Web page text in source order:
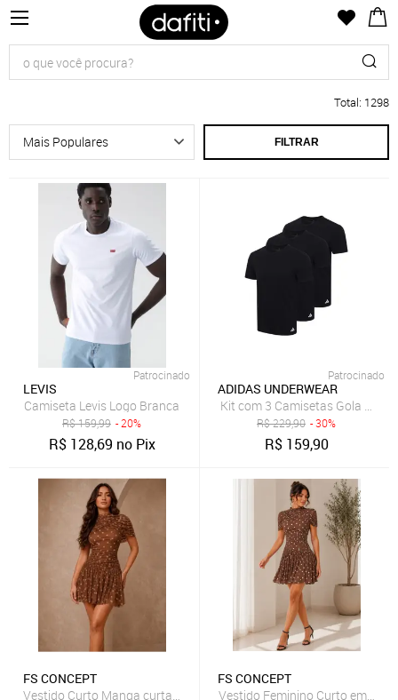
Total: 1298
FILTRAR
Patrocinado
LEVIS
Camiseta Levis Logo Branca
R$159,99 - 20%
R$ 128,69 no Pix
Patrocinado
ADIDAS UNDERWEAR
Kit com 3 Camisetas Gola
R$229,90 - 30%
R$ 159,90
FS CONCEPT
Vestido Curto Manga curta Drapeado em Tule Estampa Bolinha
FS CONCEPT